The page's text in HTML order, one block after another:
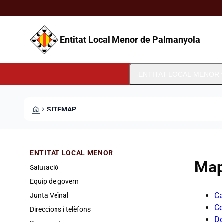
Entitat Local Menor de Palmanyola
HOME CHEVRON_RIGHT SITEMAP
ENTITAT LOCAL MENOR
Salutació
Equip de govern
Junta Veïnal
Direccions i telèfons